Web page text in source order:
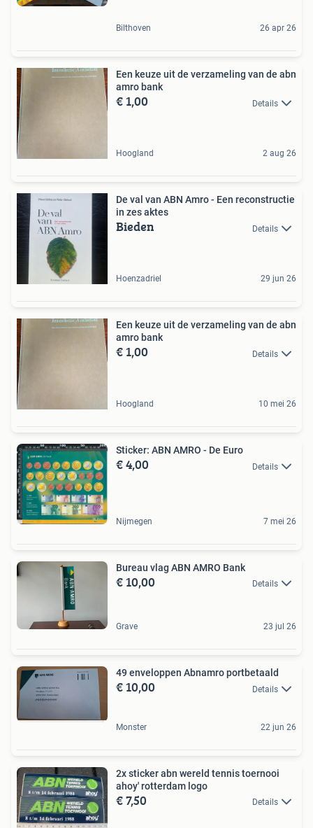
Bilthoven 26 apr 26
Een keuze uit de verzameling van de abn
amro bank
€ 1,00 Details
Hoogland 2 aug 26
De val van ABN Amro - Een reconstructie
in zes aktes
Bieden Details
Hoenzadriel 29 jun 26
Een keuze uit de verzameling van de abn
amro bank
€ 1,00 Details
Hoogland 10 mei 26
Sticker: ABN AMRO - De Euro
€ 4,00 Details
Nijmegen 7 mei 26
Bureau vlag ABN AMRO Bank
€ 10,00 Details
Grave 23 jul 26
49 enveloppen Abnamro portbetaald
€ 10,00 Details
Monster 22 jun 26
2x sticker abn wereld tennis toernooi
ahoy' rotterdam logo
€ 7,50 Details